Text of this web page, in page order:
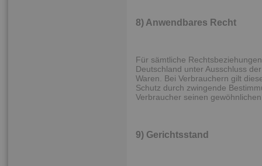
8) Anwendbares Recht
Für sämtliche
Deutschland unter Ausschluss
Waren. Bei Verbrauchern gilt
Schutz durch zwingende
Verbraucher seinen
9) Gerichtsstand